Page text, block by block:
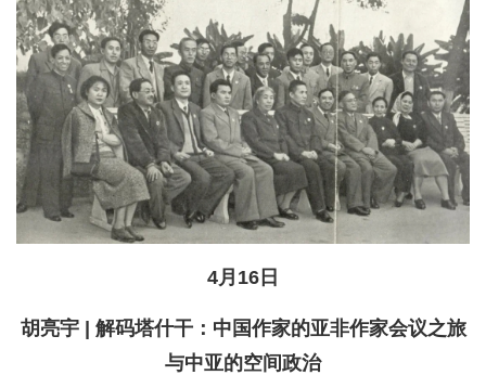
4月16日
胡亮宇 | 解码塔什干：中国作家的亚非作家会议之旅
与中亚的空间政治